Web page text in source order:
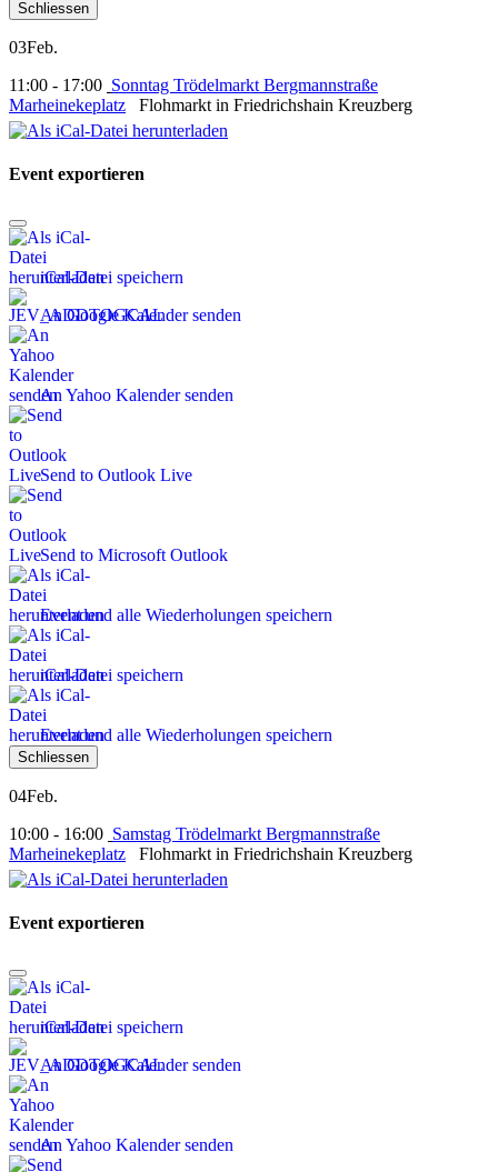
Schliessen
03Feb.
11:00 - 17:00 Sonntag Trödelmarkt Bergmannstraße
Marheinekeplatz Flohmarkt in Friedrichshain Kreuzberg
Event exportieren
iCal-Datei speichern
An Google Kalender senden
An Yahoo Kalender senden
Send to Outlook Live
Send to Microsoft Outlook
Event und alle Wiederholungen speichern
iCal-Datei speichern
Event und alle Wiederholungen speichern
Schliessen
04Feb.
10:00 - 16:00 Samstag Trödelmarkt Bergmannstraße
Marheinekeplatz Flohmarkt in Friedrichshain Kreuzberg
Event exportieren
iCal-Datei speichern
An Google Kalender senden
An Yahoo Kalender senden